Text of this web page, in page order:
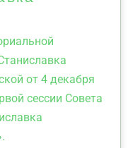
от 4 декабря
сессии Совета